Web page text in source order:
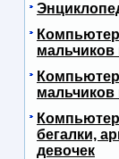
мальчиков
мальчиков
бегалки,
девочек